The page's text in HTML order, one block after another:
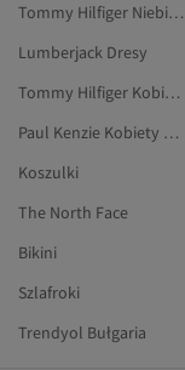
Tommy Hilfiger Niebieski Szaliki
Lumberjack Dresy
Tommy Hilfiger Kobiety Espadryle
Paul Kenzie Kobiety Majtki
Koszulki
The North Face
Bikini
Szlafroki
Trendyol Bułgaria